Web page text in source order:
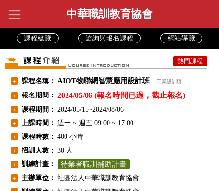
中華職訓教育協會
課程總覽 諮詢與報名課程 網站導覽
熱門課程
+ 課程名稱： AIOT物聯網智慧應用設計班 工業設計類
+ 報名期間： 2024/05/06 (報名時間已過，截止報名)
+ 課程期間： 2024/05/15~2024/08/06
+ 上課時間： 週一 ~ 週五 09:00 ~ 17:00
+ 課程時數： 400 小時
+ 招訓人數： 30 人
+ 訓練計畫： 待業者職訓補助計畫
+ 主辦單位： 社團法人中華職訓教育協會